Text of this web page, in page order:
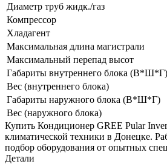
Диаметр труб жидк./газ
Компрессор
Хладагент
Максимальная длина магистрали
Максимальный перепад высот
Габариты внутреннего блока (В*Ш*Г)
Вес (внутреннего блока)
Габариты наружного блока (В*Ш*Г)
Вес (наружного блока)
Купить Кондиционер GREE Pular
климатической техники в Донецке.
подбор оборудования от опытных
Детали